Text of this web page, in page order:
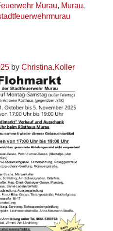
Murau, Murau,
by Christina.Koller